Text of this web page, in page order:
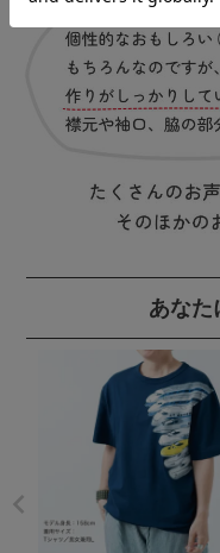
あなた